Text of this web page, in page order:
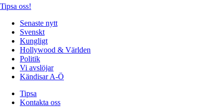
Tipsa oss!
Senaste nytt
Svenskt
Kungligt
Hollywood & Världen
Politik
Vi avslöjar
Kändisar A-Ö
Tipsa
Kontakta oss